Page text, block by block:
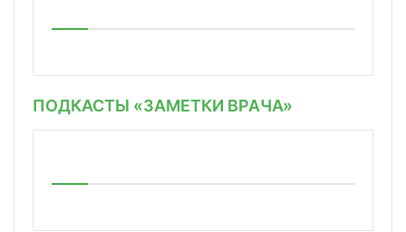
ПОДКАСТЫ «ЗАМЕТКИ ВРАЧА»